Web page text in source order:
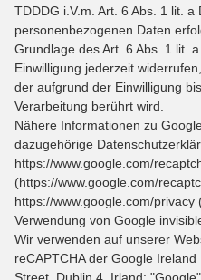
TDDDG i.V.m. Art. 6 Abs. 1 lit.
personenbezogenen Daten
Grundlage des Art. 6 Abs. 1 lit.
Einwilligung jederzeit
der aufgrund der Einwilligung
Verarbeitung berührt wird.
Nähere Informationen zu
dazugehörige
https://www.google.com/
(https://www.google.com/
https://www.google.com/privacy
Verwendung von Google
Wir verwenden auf unserer
reCAPTCHA der Google